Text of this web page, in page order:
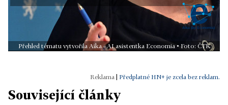
Přehled tématu vytvořila Aika - AI asistentka Economia • Foto: ČTK
Předplatné HN+ je zcela bez reklam.
Související články